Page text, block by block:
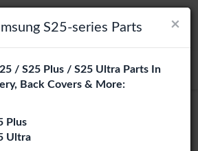
×
Sprache
wären Sie in Vereinigte Staaten
Sie
Login
×
S25-series Parts
/ S25 Plus / S25 Ultra Parts In
Back Covers & More:
Plus
Ultra